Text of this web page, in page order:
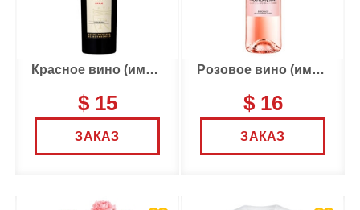
Красное вино (импорт)
$ 15
ЗАКАЗ
Розовое вино (импорт)
$ 16
ЗАКАЗ